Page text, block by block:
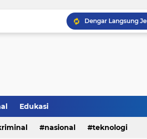
Edukasi
nasional teknologi